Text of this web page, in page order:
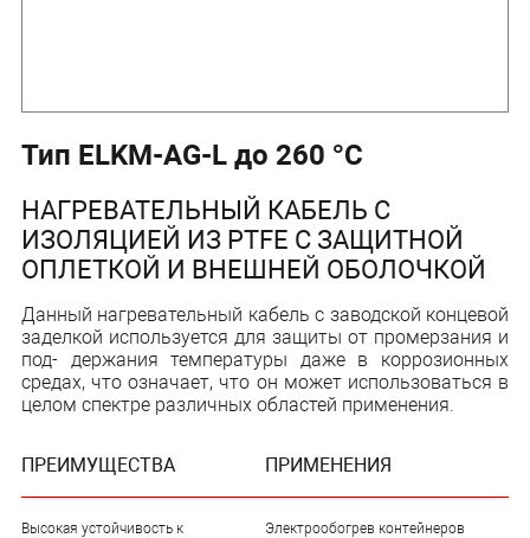
Тип ELKM-AG-L до 260 °C
НАГРЕВАТЕЛЬНЫЙ КАБЕЛЬ С
ИЗОЛЯЦИЕЙ ИЗ PTFE С ЗАЩИТНОЙ
ОПЛЕТКОЙ И ВНЕШНЕЙ ОБОЛОЧКОЙ
Данный нагревательный кабель с заводской концевой
заделкой используется для защиты от промерзания и
под- держания температуры даже в коррозионных
средах, что означает, что он может использоваться в
целом спектре различных областей применения.
ПРЕИМУЩЕСТВА
Высокая устойчивость к
ПРИМЕНЕНИЯ
Электрообогрев контейнеров